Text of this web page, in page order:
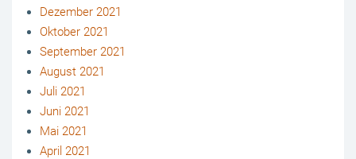
Dezember 2021
Oktober 2021
September 2021
August 2021
Juli 2021
Juni 2021
Mai 2021
April 2021